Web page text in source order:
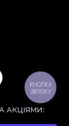
АКЦІЯМИ:
КНОПКА
ЗВ'ЯЗКУ